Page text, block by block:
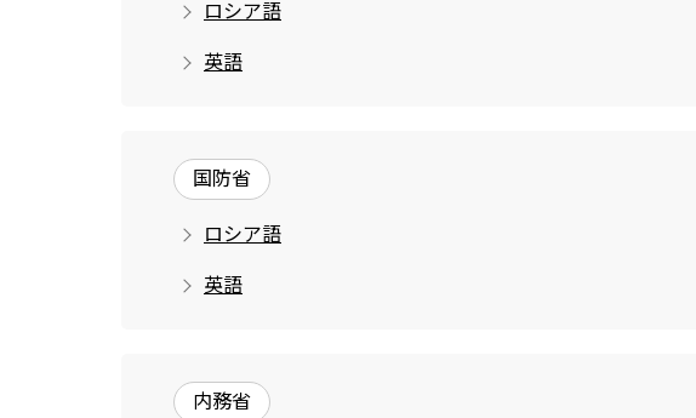
ロシア語
英語
国防省
ロシア語
英語
内務省